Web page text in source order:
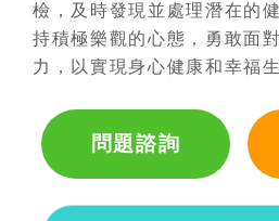
檢，及時發現並處理潛在的
持積極樂觀的心態，勇敢面
力，以實現身心健康和幸福生
問題諮詢